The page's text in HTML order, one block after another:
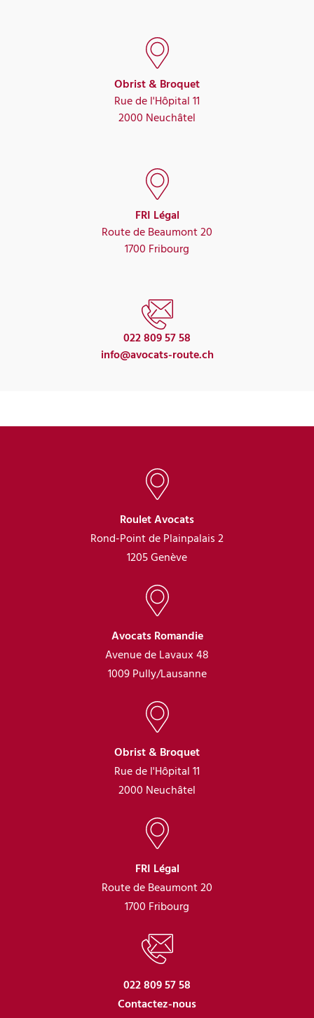
Obrist & Broquet
Rue de l'Hôpital 11
2000 Neuchâtel
FRI Légal
Route de Beaumont 20
1700 Fribourg
022 809 57 58
info@avocats-route.ch
Roulet Avocats
Rond-Point de Plainpalais 2
1205 Genève
Avocats Romandie
Avenue de Lavaux 48
1009 Pully/Lausanne
Obrist & Broquet
Rue de l'Hôpital 11
2000 Neuchâtel
FRI Légal
Route de Beaumont 20
1700 Fribourg
022 809 57 58
Contactez-nous